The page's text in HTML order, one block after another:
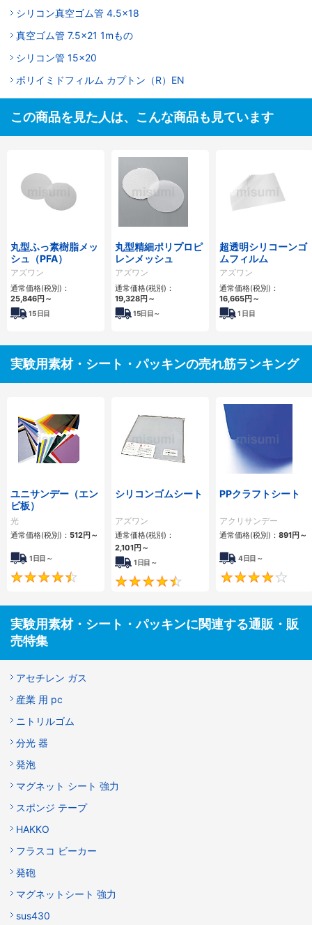
シリコン真空ゴム管 4.5×18
真空ゴム管 7.5×21 1mもの
シリコン管 15×20
ポリイミドフィルム カプトン（R）EN
この商品を見た人は、こんな商品も見ています
丸型ふっ素樹脂メッ
シュ（PFA）
アズワン
通常価格(税別)：
25,846円 ～
15日目
丸型精細ポリプロピ
レンメッシュ
アズワン
通常価格(税別)：
19,328円 ～
15日目～
超透明シリコーンゴ
ムフィルム
アズワン
通常価格(税別)：
16,665円 ～
1 日目
実験用素材・シート・パッキンの売れ筋ランキング
ユニサンデー（エン
ビ板）
光
通常価格(税別)： 512円 ～
1日目～
4.4
シリコンゴムシート
アズワン
通常価格(税別)：
2,101円 ～
1日目～
4.5
PPクラフトシート
アクリサンデー
通常価格(税別)： 891円 ～
4日目～
実験用素材・シート・パッキンに関連する通販・販
売特集
アセチレン ガス
産業 用 pc
ニトリルゴム
分光 器
発泡
マグネット シート 強力
スポンジ テープ
HAKKO
フラスコ ビーカー
発砲
マグネットシート 強力
sus430